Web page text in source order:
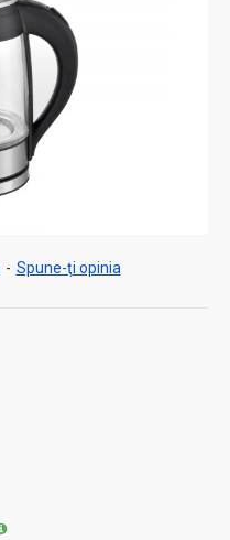
- Spune-ţi opinia